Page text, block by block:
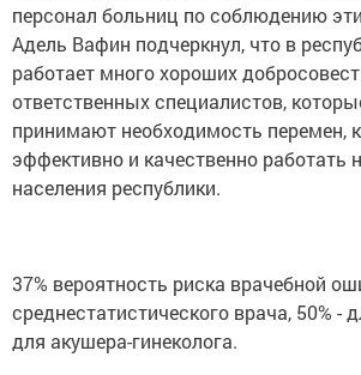
персонал больниц по соблюдению
Адель Вафин подчеркнул, что в
работает много хороших
ответственных специалистов,
принимают необходимость перемен,
эффективно и качественно работать
населения республики.
37% вероятность риска врачебной
среднестатистического врача, 50% -
для акушера-гинеколога.